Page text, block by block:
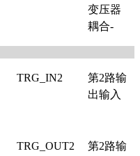
变压器
耦合-
TRG_IN2
第2路输
出输入
TRG_OUT2
第2路输